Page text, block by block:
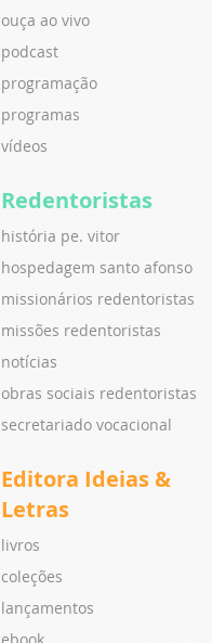
ouça ao vivo
podcast
programação
programas
vídeos
Redentoristas
história pe. vitor
hospedagem santo afonso
missionários redentoristas
missões redentoristas
notícias
obras sociais redentoristas
secretariado vocacional
Editora Ideias &
Letras
livros
coleções
lançamentos